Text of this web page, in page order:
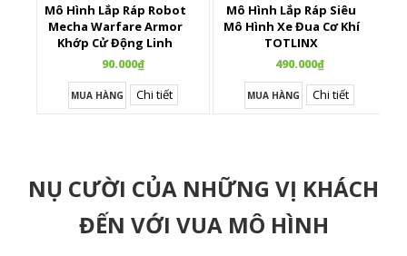
Mô Hình Lắp Ráp Robot
Mecha Warfare Armor
Khớp Cử Động Linh
Hoạt
90.000₫
MUA HÀNG Chi tiết
Mô Hình Lắp Ráp Siêu
Mô Hình Xe Đua Cơ Khí
TOTLINX
490.000₫
MUA HÀNG Chi tiết
NỤ CƯỜI CỦA NHỮNG VỊ KHÁCH
ĐẾN VỚI VUA MÔ HÌNH